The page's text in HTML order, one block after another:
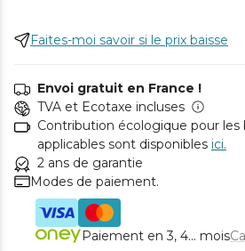
Faites-moi savoir si le prix baisse
Envoi gratuit en France !
TVA et Ecotaxe incluses
Contribution écologique pour les
applicables sont disponibles ici.
2 ans de garantie
Modes de paiement.
Paiement en 3, 4... mois